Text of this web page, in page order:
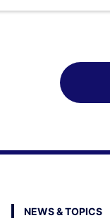
NEWS & TOPICS